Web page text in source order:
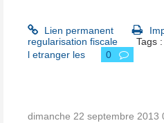
Lien permanent
regularisation fiscale
Tags
l etranger les
0
dimanche 22 septembre 2013